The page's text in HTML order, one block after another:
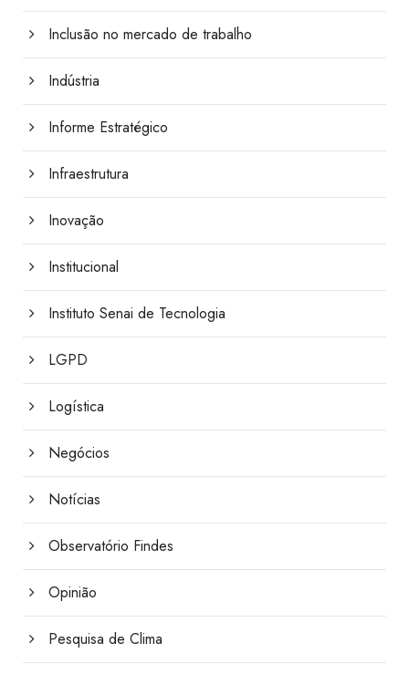
Inclusão no mercado de trabalho
Indústria
Informe Estratégico
Infraestrutura
Inovação
Institucional
Instituto Senai de Tecnologia
LGPD
Logística
Negócios
Notícias
Observatório Findes
Opinião
Pesquisa de Clima